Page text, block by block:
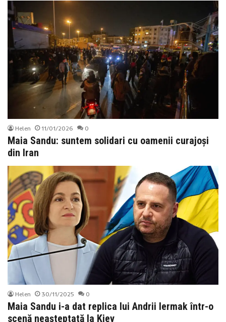
Helen 11/01/2026 0
Maia Sandu: suntem solidari cu oamenii curajoși
din Iran
Helen 30/11/2025 0
Maia Sandu i-a dat replica lui Andrii Iermak într-o
scenă neașteptată la Kiev